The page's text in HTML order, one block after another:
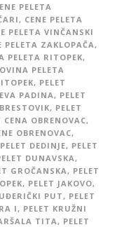
PELETA
, CENE PELETA
PELETA VINČANSKI
PELETA ZAKLOPAČA,
PELETA RITOPEK,
PELETA
, PELET
PADINA, PELET
, PELET
CENA OBRENOVAC,
OBRENOVAC,
PELET DEDINJE, PELET
DUNAVSKA,
GROČANSKA, PELET
, PELET JAKOVO,
PUT, PELET
I, PELET KRUŽNI
TITA, PELET